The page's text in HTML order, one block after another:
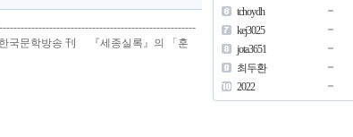
국문학방송 刊 『세종실록』의 「훈
tchoydh
kej3025
jota3651
최두환
2022